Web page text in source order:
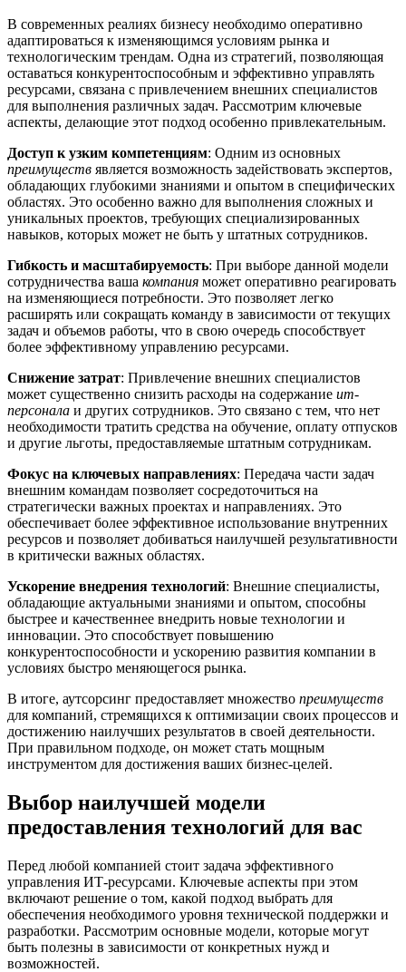
В современных реалиях бизнесу необходимо оперативно
адаптироваться к изменяющимся условиям рынка и
технологическим трендам. Одна из стратегий, позволяющая
оставаться конкурентоспособным и эффективно управлять
ресурсами, связана с привлечением внешних специалистов
для выполнения различных задач. Рассмотрим ключевые
аспекты, делающие этот подход особенно привлекательным.
Доступ к узким компетенциям: Одним из основных
преимуществ является возможность задействовать экспертов,
обладающих глубокими знаниями и опытом в специфических
областях. Это особенно важно для выполнения сложных и
уникальных проектов, требующих специализированных
навыков, которых может не быть у штатных сотрудников.
Гибкость и масштабируемость: При выборе данной модели
сотрудничества ваша компания может оперативно реагировать
на изменяющиеся потребности. Это позволяет легко
расширять или сокращать команду в зависимости от текущих
задач и объемов работы, что в свою очередь способствует
более эффективному управлению ресурсами.
Снижение затрат: Привлечение внешних специалистов
может существенно снизить расходы на содержание ит-
персонала и других сотрудников. Это связано с тем, что нет
необходимости тратить средства на обучение, оплату отпусков
и другие льготы, предоставляемые штатным сотрудникам.
Фокус на ключевых направлениях: Передача части задач
внешним командам позволяет сосредоточиться на
стратегически важных проектах и направлениях. Это
обеспечивает более эффективное использование внутренних
ресурсов и позволяет добиваться наилучшей результативности
в критически важных областях.
Ускорение внедрения технологий: Внешние специалисты,
обладающие актуальными знаниями и опытом, способны
быстрее и качественнее внедрить новые технологии и
инновации. Это способствует повышению
конкурентоспособности и ускорению развития компании в
условиях быстро меняющегося рынка.
В итоге, аутсорсинг предоставляет множество преимуществ
для компаний, стремящихся к оптимизации своих процессов и
достижению наилучших результатов в своей деятельности.
При правильном подходе, он может стать мощным
инструментом для достижения ваших бизнес-целей.
Выбор наилучшей модели
предоставления технологий для вас
Перед любой компанией стоит задача эффективного
управления ИТ-ресурсами. Ключевые аспекты при этом
включают решение о том, какой подход выбрать для
обеспечения необходимого уровня технической поддержки и
разработки. Рассмотрим основные модели, которые могут
быть полезны в зависимости от конкретных нужд и
возможностей.